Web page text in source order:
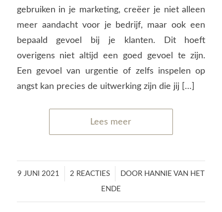
gebruiken in je marketing, creëer je niet alleen
meer aandacht voor je bedrijf, maar ook een
bepaald gevoel bij je klanten. Dit hoeft
overigens niet altijd een goed gevoel te zijn.
Een gevoel van urgentie of zelfs inspelen op
angst kan precies de uitwerking zijn die jij […]
Lees meer
9 JUNI 2021
/ 2 REACTIES
/ DOOR HANNIE VAN HET
ENDE